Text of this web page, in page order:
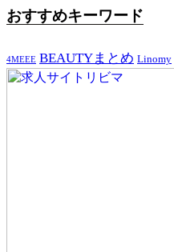
おすすめキーワード
4MEEE BEAUTYまとめ Linomy